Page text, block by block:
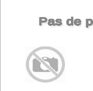
Infos